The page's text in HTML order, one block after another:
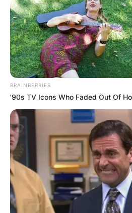
Informationen unter
Eingetragen von
Schloss Wolfsgarten - Nach
Baumeister Remy de la
von 1722 bis 1724 im
Ludwig, der von 1687 bis
das Schloss Wolfsgarten
Moritz Landgraf von Hessen
Gästehaus genutzt.
html/wolfsgarten
von hjp.
Schlosspark Wolfsgarten -
Schlosspark des
nachhaltig von Großherzog
1892 bis 1918 in Hessen
geschaffene Landschaft ist
BRAINBERRIES
’90s TV Icons Who Faded Out Of